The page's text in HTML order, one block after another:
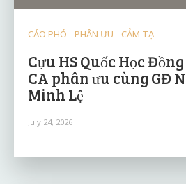
CÁO PHÓ - PHÂN ƯU - CẢM TẠ
Cựu HS Quốc Học
CA phân ưu cùng GĐ
Minh Lệ
July 24, 2026